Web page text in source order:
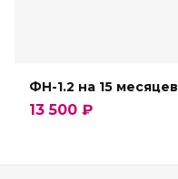
ФН-1.2 на 15 месяцев
13 500 ₽